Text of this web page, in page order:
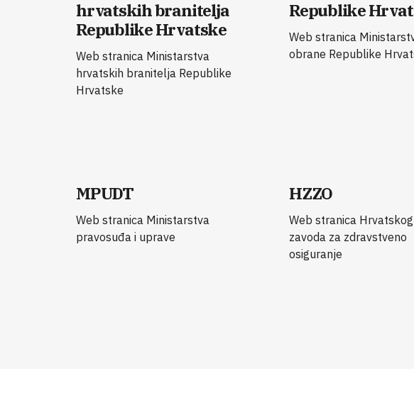
hrvatskih branitelja
Republike Hrvatske
Web stranica Ministarstva
hrvatskih branitelja Republike
Hrvatske
Republike
Web stranica
obrane Republike
MPUDT
Web stranica Ministarstva
pravosuđa i uprave
HZZO
Web stranica Hrvatskog
zavoda za zdravstveno
osiguranje